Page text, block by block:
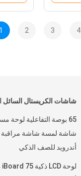
1 2 3 4
شاشات الكريستال السائل
65 بوصة التفاعلية لوحة
شاشة لمسة شاشة مراقبة
أندرويد للصف الذكي